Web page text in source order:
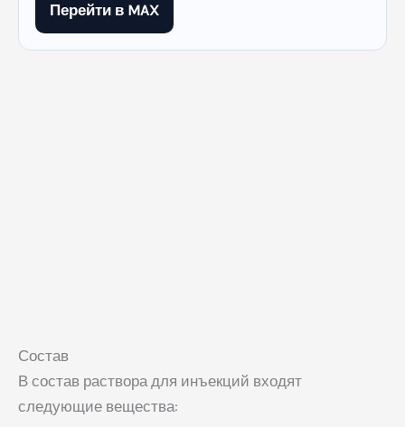
Перейти в MAX
Состав
В состав раствора для инъекций входят
следующие вещества: